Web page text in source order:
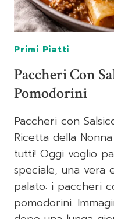
Primi Piatti
Paccheri Con
Pomodorini
Paccheri con
Ricetta della
tutti! Oggi voglio
speciale, una
palato: i paccheri
pomodorini.